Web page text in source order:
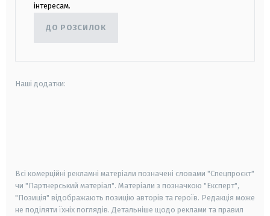
інтересам.
ДО РОЗСИЛОК
Наші додатки:
Всі комерційні рекламні матеріали позначені словами "Спецпроєкт"
чи "Партнерський матеріал". Матеріали з позначкою "Експерт",
"Позиція" відображають позицію авторів та героїв. Редакція може
не поділяти їхніх поглядів. Детальніше щодо реклами та правил